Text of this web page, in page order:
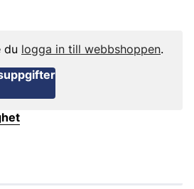
du logga in till webbshoppen.